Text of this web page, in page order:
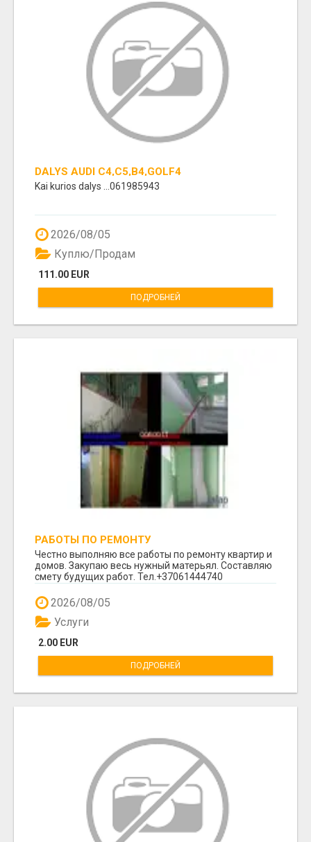
DALYS AUDI C4,C5,B4,GOLF4
Kai kurios dalys ...061985943
2026/08/05
111.00 EUR
Куплю/Продам
ПОДРОБНЕЙ
РАБОТЫ ПО РЕМОНТУ
Честно выполняю все работы по ремонту квартир и
домов. Закупаю весь нужный матерьял. Составляю
смету будущих работ. Тел.+37061444740
2026/08/05
2.00 EUR
Услуги
ПОДРОБНЕЙ